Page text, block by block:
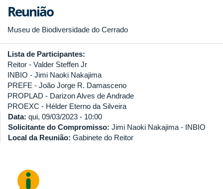
Reunião
Museu de Biodiversidade do Cerrado
Lista de Participantes:
Reitor - Valder Steffen Jr
INBIO - Jimi Naoki Nakajima
PREFE - João Jorge R. Damasceno
PROPLAD - Darizon Alves de Andrade
PROEXC - Hélder Eterno da Silveira
Data: qui, 09/03/2023 - 10:00
Solicitante do Compromisso: Jimi Naoki Nakajima - INBIO
Local da Reunião: Gabinete do Reitor